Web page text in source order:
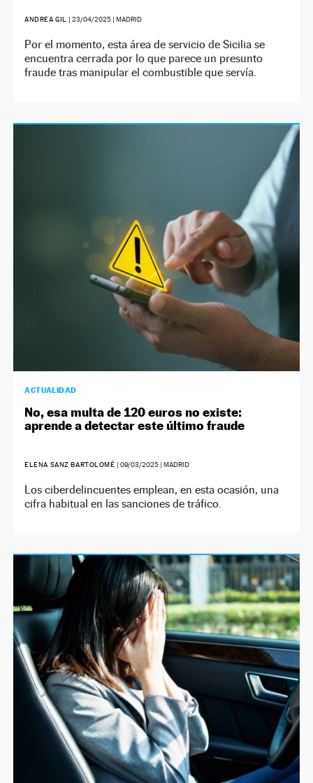
ANDREA GIL | 23/04/2025| MADRID
Por el momento, esta área de servicio de Sicilia se
encuentra cerrada por lo que parece un presunto
fraude tras manipular el combustible que servía.
ACTUALIDAD
No, esa multa de 120 euros no existe:
aprende a detectar este último fraude
ELENA SANZ BARTOLOMÉ | 09/03/2025| MADRID
Los ciberdelincuentes emplean, en esta ocasión, una
cifra habitual en las sanciones de tráfico.